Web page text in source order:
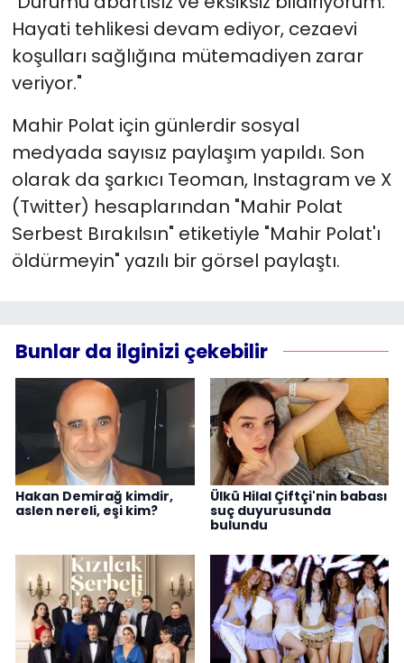
Hayati tehlikesi devam ediyor, cezaevi
koşulları sağlığına mütemadiyen zarar
veriyor."
Mahir Polat için günlerdir sosyal
medyada sayısız paylaşım yapıldı. Son
olarak da şarkıcı Teoman, Instagram ve X
(Twitter) hesaplarından "Mahir Polat
Serbest Bırakılsın" etiketiyle "Mahir Polat'ı
öldürmeyin" yazılı bir görsel paylaştı.
Bunlar da ilginizi çekebilir
Hakan Demirağ kimdir,
aslen nereli, eşi kim?
Ülkü Hilal Çiftçi'nin babası
suç duyurusunda
bulundu